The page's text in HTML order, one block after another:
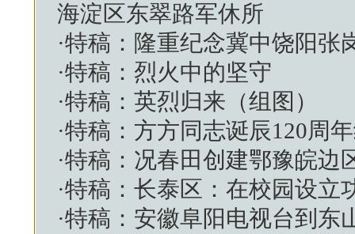
海淀区东翠路军休所
·特稿：隆重纪念冀中饶阳张
·特稿：烈火中的坚守
·特稿：英烈归来（组图）
·特稿：方方同志诞辰120周
·特稿：况春田创建鄂豫皖边
·特稿：长泰区：在校园设立
·特稿：安徽阜阳电视台到东